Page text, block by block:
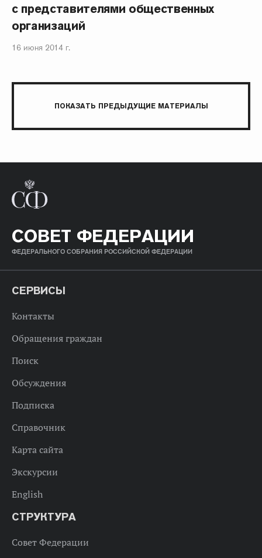
с представителями общественных
организаций
16 июня 2014 г.
ПОКАЗАТЬ ПРЕДЫДУЩИЕ МАТЕРИАЛЫ
СОВЕТ ФЕДЕРАЦИИ
ФЕДЕРАЛЬНОГО СОБРАНИЯ РОССИЙСКОЙ ФЕДЕРАЦИИ
СЕРВИСЫ
Контакты
Обращения граждан
Поиск
Обсуждения
Подписка
Справочник
Карта сайта
Экскурсии
English
СТРУКТУРА
Совет Федерации